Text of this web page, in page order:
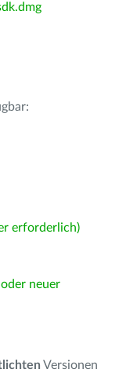
erforderlich)
neuer
Versionen